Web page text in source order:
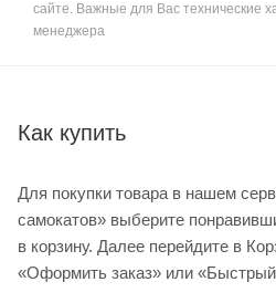
сайте. Важные для Вас технические
менеджера
Как купить
Для покупки товара в нашем
самокатов» выберите
в корзину. Далее перейдите в
«Оформить заказ» или «Быстрый